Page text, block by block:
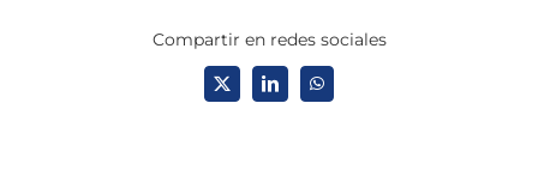
Compartir en redes sociales
X LinkedInWhatsApp